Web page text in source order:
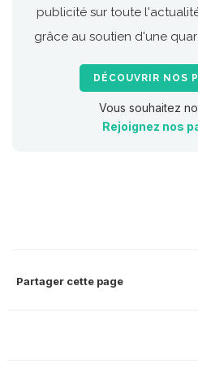
publicité sur toute
grâce au soutien d'une
DÉCOUVRIR NOS
Vous souhaitez
Rejoignez nos
Partager cette page